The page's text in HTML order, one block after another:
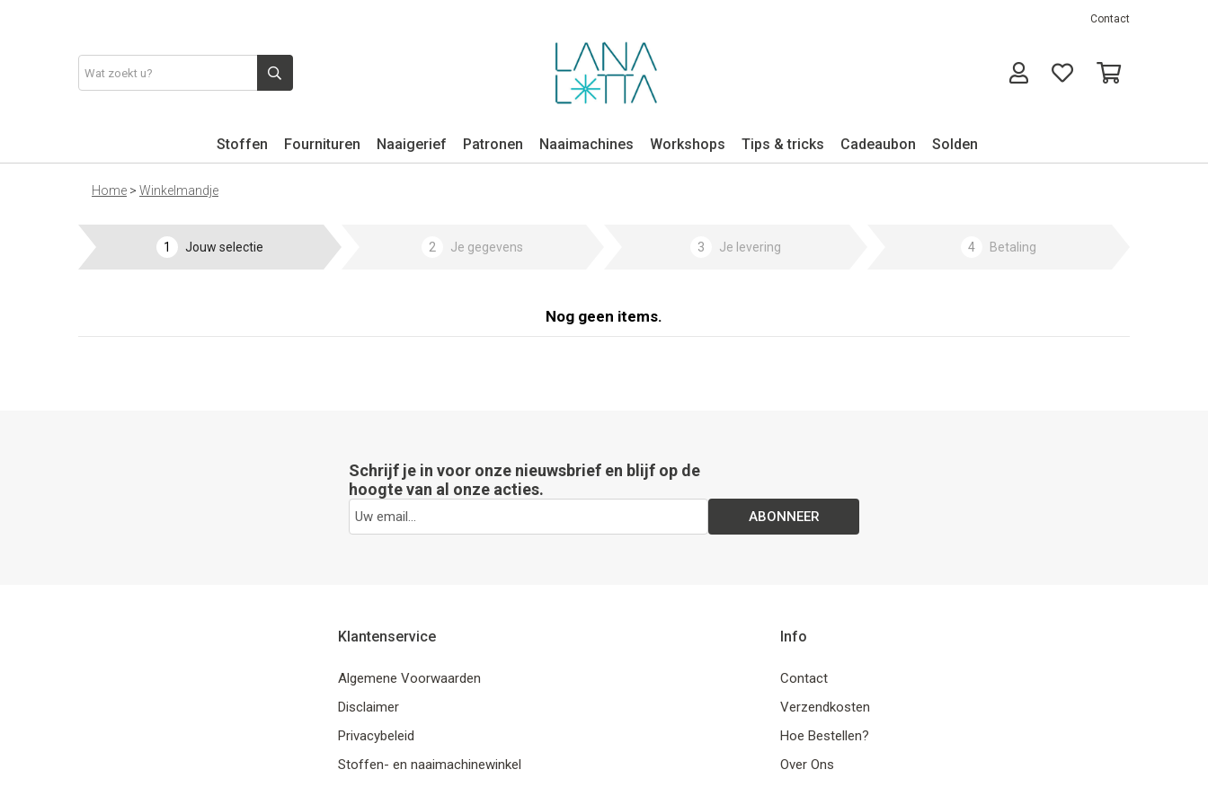
Contact
Stoffen Fournituren Naaigerief Patronen Naaimachines Workshops Tips & tricks Cadeaubon Solden
Home > Winkelmandje
1 Jouw selectie 2 Je gegevens 3 Je levering 4 Betaling
Nog geen items.
Schrijf je in voor onze nieuwsbrief en blijf op de
hoogte van al onze acties.
ABONNEER
Klantenservice
Algemene Voorwaarden
Disclaimer
Privacybeleid
Stoffen- en naaimachinewinkel
Info
Contact
Verzendkosten
Hoe Bestellen?
Over Ons